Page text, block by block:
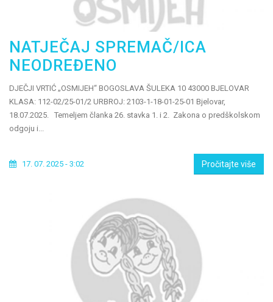
NATJEČAJ SPREMAČ/ICA
NEODREĐENO
DJEČJI VRTIĆ „OSMIJEH“ BOGOSLAVA ŠULEKA 10 43000 BJELOVAR
KLASA: 112-02/25-01/2 URBROJ: 2103-1-18-01-25-01 Bjelovar,
18.07.2025. Temeljem članka 26. stavka 1. i 2. Zakona o predškolskom
odgoju i...
17. 07. 2025 - 3:02 Pročitajte više